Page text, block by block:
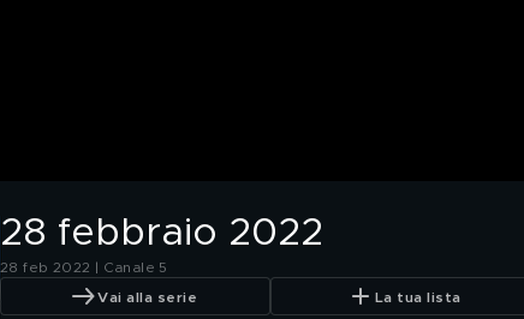
28 febbraio 2022
28 feb 2022 | Canale 5
Vai alla serie La tua lista